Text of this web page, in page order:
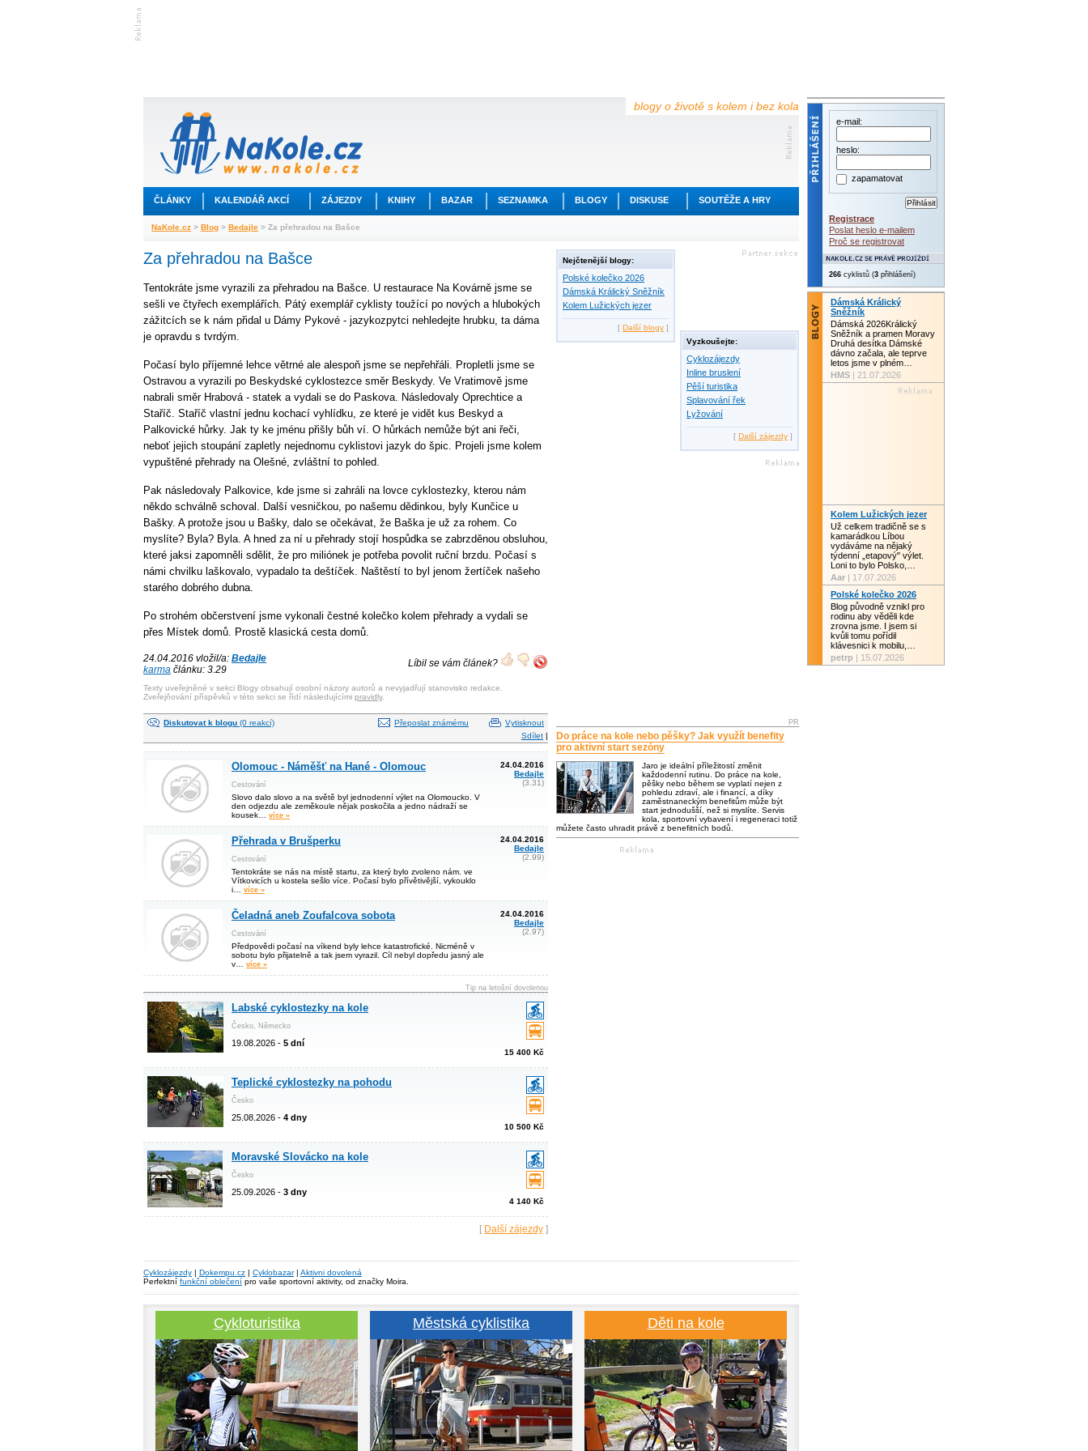
blogy o životě s kolem i bez kola
ČLÁNKY KALENDÁŘ AKCÍ ZÁJEZDY KNIHY BAZAR SEZNAMKA BLOGY DISKUSE SOUTĚŽE A HRY
NaKole.cz > Blog > Bedajle > Za přehradou na Bašce
Za přehradou na Bašce
Tentokráte jsme vyrazili za přehradou na Bašce. U restaurace Na Kovárně jsme se
sešli ve čtyřech exemplářích. Pátý exemplář cyklisty toužící po nových a hlubokých
zážitcích se k nám přidal u Dámy Pykové - jazykozpytci nehledejte hrubku, ta dáma
je opravdu s tvrdým.
Počasí bylo příjemné lehce větrné ale alespoň jsme se nepřehřáli. Propletli jsme se
Ostravou a vyrazili po Beskydské cyklostezce směr Beskydy. Ve Vratimově jsme
nabrali směr Hrabová - statek a vydali se do Paskova. Následovaly Oprechtice a
Staříč. Staříč vlastní jednu kochací vyhlídku, ze které je vidět kus Beskyd a
Palkovické hůrky. Jak ty ke jménu přišly bůh ví. O hůrkách nemůže být ani řeči,
neboť jejich stoupání zapletly nejednomu cyklistovi jazyk do špic. Projeli jsme kolem
vypuštěné přehrady na Olešné, zvláštní to pohled.
Pak následovaly Palkovice, kde jsme si zahráli na lovce cyklostezky, kterou nám
někdo schválně schoval. Další vesničkou, po našemu dědinkou, byly Kunčice u
Bašky. A protože jsou u Bašky, dalo se očekávat, že Baška je už za rohem. Co
myslíte? Byla? Byla. A hned za ní u přehrady stojí hospůdka se zabrzděnou obsluhou,
které jaksi zapomněli sdělit, že pro miliónek je potřeba povolit ruční brzdu. Počasí s
námi chvilku laškovalo, vypadalo ta deštíček. Naštěstí to byl jenom žertíček našeho
starého dobrého dubna.
Po strohém občerstvení jsme vykonali čestné kolečko kolem přehrady a vydali se
přes Místek domů. Prostě klasická cesta domů.
24.04.2016 vložil/a: Bedajle
karma článku: 3.29
Líbil se vám článek?
Texty uveřejněné v sekci Blogy obsahují osobní názory autorů a nevyjadřují stanovisko redakce.
Zveřejňování příspěvků v této sekci se řídí následujícími pravidly.
Diskutovat k blogu (0 reakcí) Vytisknout
Přeposlat známému
Sdílet |
Olomouc - Náměšť na Hané - Olomouc
Cestování
Slovo dalo slovo a na světě byl jednodenní výlet na Olomoucko. V
den odjezdu ale zeměkoule nějak poskočila a jedno nádraží se
kousek… více »
24.04.2016
Bedajle
(3.31)
Přehrada v Brušperku
Cestování
Tentokráte se nás na místě startu, za který bylo zvoleno nám. ve
Vítkovicích u kostela sešlo více. Počasí bylo přívětivější, vykouklo
i… více »
24.04.2016
Bedajle
(2.99)
Čeladná aneb Zoufalcova sobota
Cestování
Předpovědi počasí na víkend byly lehce katastrofické. Nicméně v
sobotu bylo přijatelně a tak jsem vyrazil. Cíl nebyl dopředu jasný ale
v… více »
24.04.2016
Bedajle
(2.97)
Tip na letošní dovolenou
Labské cyklostezky na kole
Česko, Německo
19.08.2026 - 5 dní
15 400 Kč
Teplické cyklostezky na pohodu
Česko
25.08.2026 - 4 dny
10 500 Kč
Moravské Slovácko na kole
Česko
25.09.2026 - 3 dny
4 140 Kč
[ Další zájezdy ]
Nejčtenější blogy:
Polské kolečko 2026
Dámská Králický Sněžník
Kolem Lužických jezer
[ Další blogy ]
Vyzkoušejte:
Cyklozájezdy
Inline bruslení
Pěší turistika
Splavování řek
Lyžování
[ Další zájezdy ]
PR
Do práce na kole nebo pěšky? Jak využít benefity
pro aktivní start sezóny
Jaro je ideální příležitostí změnit
každodenní rutinu. Do práce na kole,
pěšky nebo během se vyplatí nejen z
pohledu zdraví, ale i financí, a díky
zaměstnaneckým benefitům může být
start jednodušší, než si myslíte. Servis
kola, sportovní vybavení i regeneraci totiž
můžete často uhradit právě z benefitních bodů.
Cyklozájezdy | Dokempu.cz | Cyklobazar| Aktivni dovolená
Perfektní funkční oblečení pro vaše sportovní aktivity, od značky Moira.
Cykloturistika Městská cyklistika Děti na kole
e-mail:
heslo:
zapamatovat
Registrace
Poslat heslo e-mailem
Proč se registrovat
266 cyklistů (3 přihlášení)
Dámská Králický
Sněžník
Dámská 2026Králický
Sněžník a pramen Moravy
Druhá desítka Dámské
dávno začala, ale teprve
letos jsme v plném…
HMS | 21.07.2026
Kolem Lužických jezer
Už celkem tradičně se s
kamarádkou Líbou
vydáváme na nějaký
týdenní „etapový" výlet.
Loni to bylo Polsko,…
Aar | 17.07.2026
Polské kolečko 2026
Blog původně vznikl pro
rodinu aby věděli kde
zrovna jsme. I jsem si
kvůli tomu pořídil
klávesnici k mobilu,…
petrp | 15.07.2026